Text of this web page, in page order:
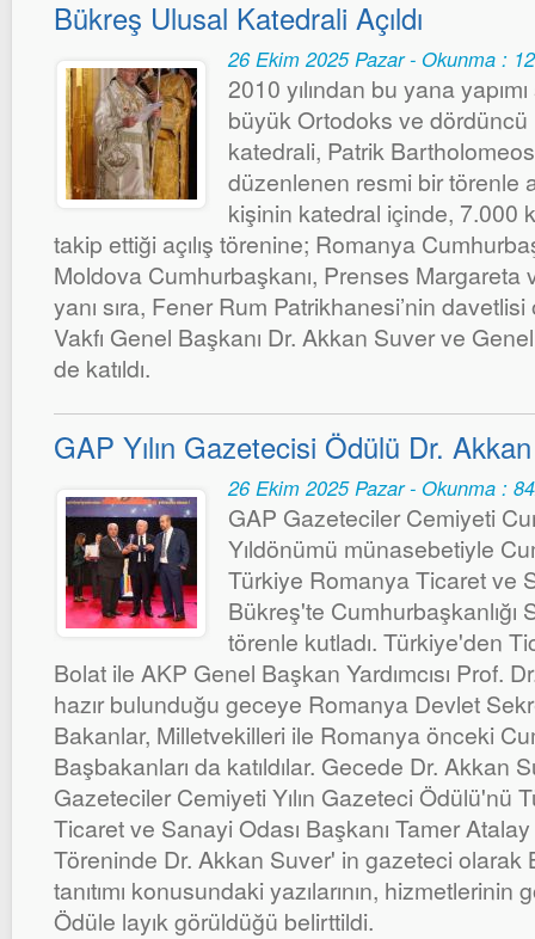
Bükreş Ulusal Katedrali Açıldı
26 Ekim 2025 Pazar - Okunma :
2010 yılından bu yana
büyük Ortodoks ve
katedrali, Patrik
düzenlenen resmi bir törenle
kişinin katedral içinde, 7.000
takip ettiği açılış törenine; Romanya
Moldova Cumhurbaşkanı, Prenses Margareta
yanı sıra, Fener Rum Patrikhanesi’nin
Vakfı Genel Başkanı Dr. Akkan Suver ve
de katıldı.
GAP Yılın Gazetecisi Ödülü Dr.
26 Ekim 2025 Pazar - Okunma :
GAP Gazeteciler Cemiyeti
Yıldönümü münasebetiyle
Türkiye Romanya Ticaret ve
Bükreş'te Cumhurbaşkanlığı
törenle kutladı. Türkiye'den
Bolat ile AKP Genel Başkan Yardımcısı Prof.
hazır bulunduğu geceye Romanya Devlet
Bakanlar, Milletvekilleri ile Romanya önceki
Başbakanları da katıldılar. Gecede Dr. Akkan
Gazeteciler Cemiyeti Yılın Gazeteci Ödülü'nü
Ticaret ve Sanayi Odası Başkanı Tamer
Töreninde Dr. Akkan Suver' in gazeteci olarak
tanıtımı konusundaki yazılarının,
Ödüle layık görüldüğü belirttildi.